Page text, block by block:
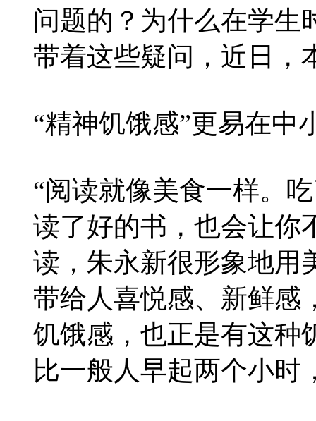
问题的？为什么在学生
带着这些疑问，近日，
“精神饥饿感”更易在中
“阅读就像美食一样。
读了好的书，也会让你
读，朱永新很形象地用
带给人喜悦感、新鲜感
饥饿感，也正是有这种
比一般人早起两个小时